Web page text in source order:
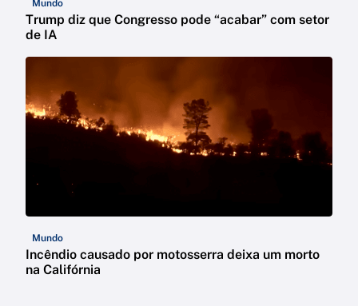
Mundo
Trump diz que Congresso pode “acabar” com setor
de IA
Mundo
Incêndio causado por motosserra deixa um morto
na Califórnia